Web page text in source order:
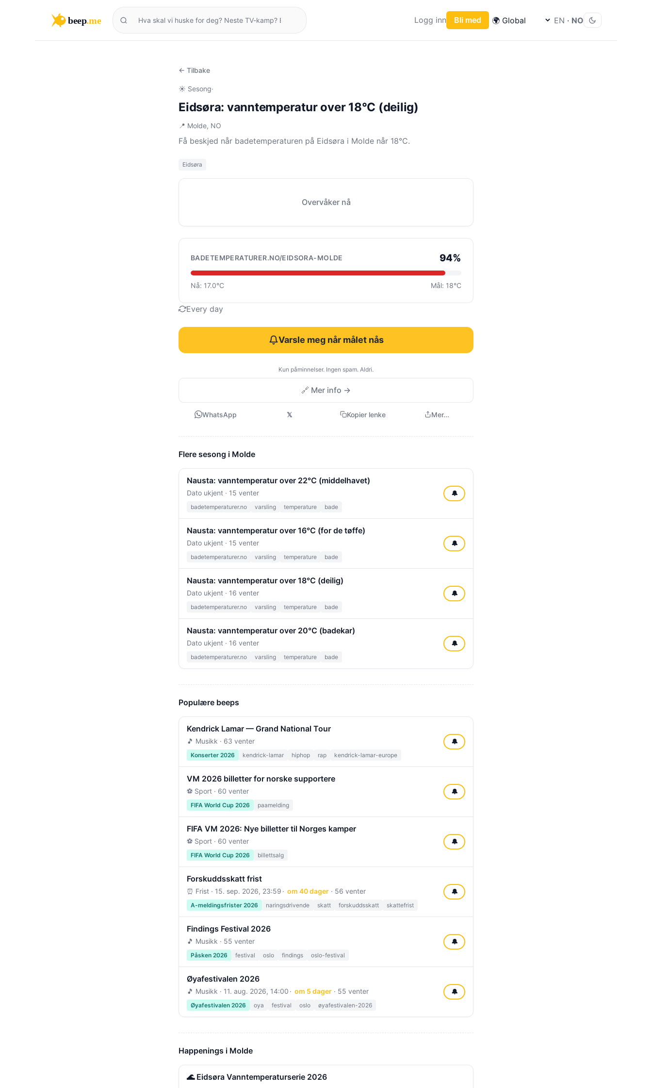
beep.me Logg inn Bli med EN · NO
← Tilbake
☀️ Sesong·
Eidsøra: vanntemperatur over 18°C (deilig)
📍 Molde, NO
Få beskjed når badetemperaturen på Eidsøra i Molde når 18°C.
Eidsøra
Overvåker nå
BADETEMPERATURER.NO/EIDSORA-MOLDE 94%
Nå: 17.0°C Mål: 18°C
Every day
Varsle meg når målet nås
Kun påminnelser. Ingen spam. Aldri.
🔗 Mer info →
WhatsApp 𝕏 Kopier lenke Mer...
Flere sesong i Molde
Nausta: vanntemperatur over 22°C (middelhavet)
Dato ukjent · 15 venter
badetemperaturer.no varsling temperature bade
🔔
Nausta: vanntemperatur over 16°C (for de tøffe)
Dato ukjent · 15 venter
badetemperaturer.no varsling temperature bade
🔔
Nausta: vanntemperatur over 18°C (deilig)
Dato ukjent · 16 venter
badetemperaturer.no varsling temperature bade
🔔
Nausta: vanntemperatur over 20°C (badekar)
Dato ukjent · 16 venter
badetemperaturer.no varsling temperature bade
🔔
Populære beeps
Kendrick Lamar — Grand National Tour
🎵 Musikk · 63 venter
Konserter 2026 kendrick-lamar hiphop rap kendrick-lamar-europe
🔔
VM 2026 billetter for norske supportere
⚽ Sport · 60 venter
FIFA World Cup 2026 paamelding
🔔
FIFA VM 2026: Nye billetter til Norges kamper
⚽ Sport · 60 venter
FIFA World Cup 2026 billettsalg
🔔
Forskuddsskatt frist
⏰ Frist · 15. sep. 2026, 23:59 om 40 dager· 56 venter
A-meldingsfrister 2026 naringsdrivende skatt forskuddsskatt skattefrist
🔔
Findings Festival 2026
🎵 Musikk · 55 venter
Påsken 2026 festival oslo findings oslo-festival
🔔
Øyafestivalen 2026
🎵 Musikk · 11. aug. 2026, 14:00 om 5 dager· 55 venter
Øyafestivalen 2026 oya festival oslo øyafestivalen-2026
🔔
Happenings i Molde
🌊 Eidsøra Vanntemperaturserie 2026